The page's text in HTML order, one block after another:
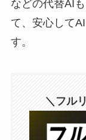
などの代替AI
て、安心して
す。
＼フル